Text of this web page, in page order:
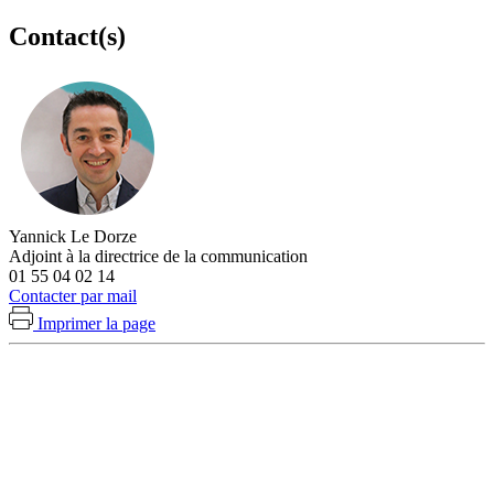
Contact(s)
Yannick Le Dorze
Adjoint à la directrice de la communication
01 55 04 02 14
Contacter par mail
Imprimer la page